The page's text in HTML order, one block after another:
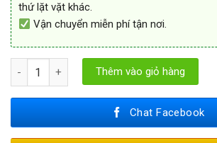
thứ lặt vặt khác.
Vận chuyển miễn phí tận nơi.
Máy Lạnh Cũ LG 1 HP Hàng Inverter số lượng
Thêm vào giỏ hàng
Chat Facebook